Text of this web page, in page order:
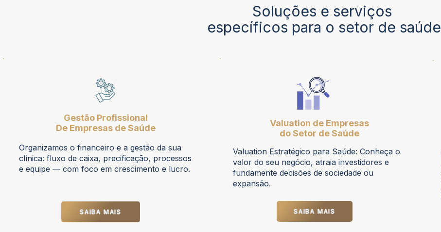
Soluções e serviços
específicos para o setor de saúde
Gestão Profissional
De Empresas de Saúde
Organizamos o financeiro e a gestão da sua
clínica: fluxo de caixa, precificação, processos
e equipe — com foco em crescimento e lucro.
SAIBA MAIS
Valuation de Empresas
do Setor de Saúde
Valuation Estratégico para Saúde: Conheça o
valor do seu negócio, atraia investidores e
fundamente decisões de sociedade ou
expansão.
SAIBA MAIS